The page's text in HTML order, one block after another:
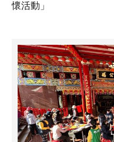
懷活動」